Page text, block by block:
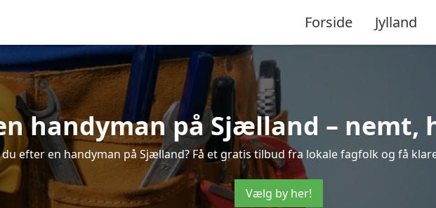
Forside Jylland
handyman på Sjælland –
du efter en handyman på Sjælland? Få et gratis tilbud fra lokale fagfolk og få
Vælg by her!